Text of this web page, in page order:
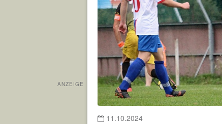
11.10.2024
ANZEIGE